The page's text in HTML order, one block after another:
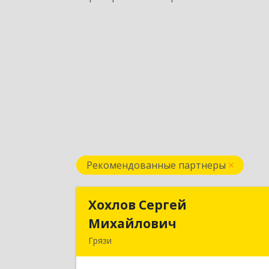
Рекомендованные партнеры
Хохлов Сергей
Михайлович
Грязи
Хохлов Сергей